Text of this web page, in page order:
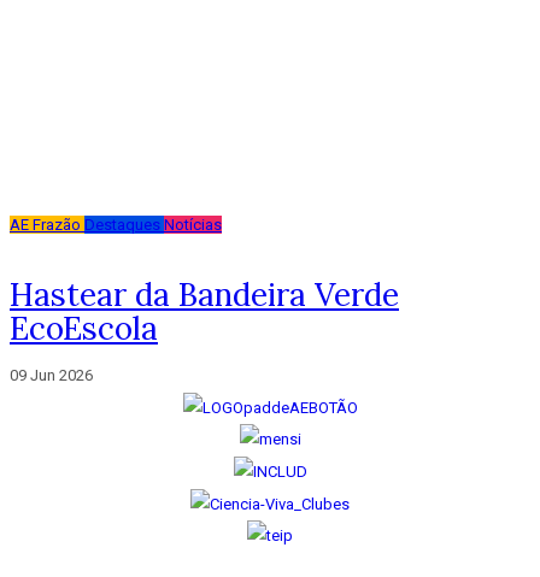
AE Frazão Destaques Notícias
Hastear da Bandeira Verde
EcoEscola
09 Jun 2026